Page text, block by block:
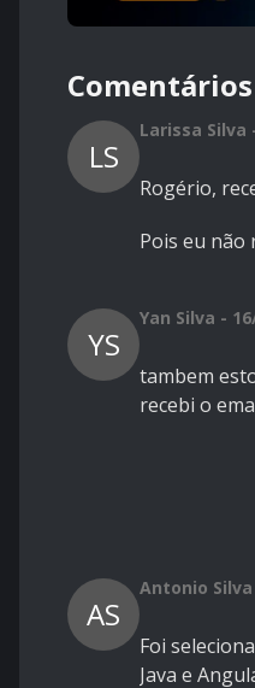
LS
Larissa Silva
Rogério,
Pois eu não
YS
Yan Silva -
tambem
recebi o
AS
Antonio Silva
Foi
Java e